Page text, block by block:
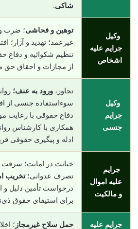
شاکی.
وکیل
جرایم علیه
اشخاص
توهین و فحاشی؛ ضرب
غیرعمد؛ تهدید و آزار؛
تنظیم شکوائیه و دفاع
از مجازات و احقاق حق
وکیل
جرایم
جنسی
تجاوز، ورود به عنف؛
سوءاستفاده جنسی از
دفاع حقوقی با رعایت
همکاری با کارشناس
ادله و پیگیری حقوقی
جرایم
علیه اموال
و مالکیت
خیانت در امانت؛
تصرف عدوانی؛تخریب
درخواست تأمین دلیل و
برای استیفای حقوق
جرایم علیه
حمل سلاح غیرمجاز ؛